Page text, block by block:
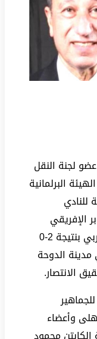
لجنة النقل
البرلمانية
للنادي
الإفريقي
بالفوز على فريق نهضة بركان المغربي بنتيجة 2-0
الدوحة
الانتصار.
وأعضاء